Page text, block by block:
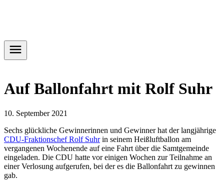
Auf Ballonfahrt mit Rolf Suhr
10. September 2021
Sechs glückliche Gewinnerinnen und Gewinner hat der langjährige
CDU-Fraktionschef Rolf Suhrin seinem Heißluftballon am
vergangenen Wochenende auf eine Fahrt über die Samtgemeinde
eingeladen. Die CDU hatte vor einigen Wochen zur Teilnahme an
einer Verlosung aufgerufen, bei der es die Ballonfahrt zu gewinnen
gab.